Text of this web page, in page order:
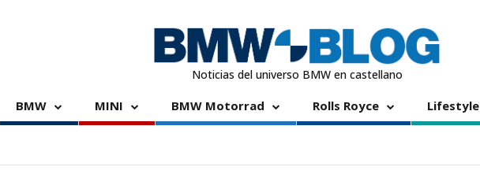
Noticias del universo BMW en castellano
BMW MINI BMW Motorrad Rolls Royce Lifestyle